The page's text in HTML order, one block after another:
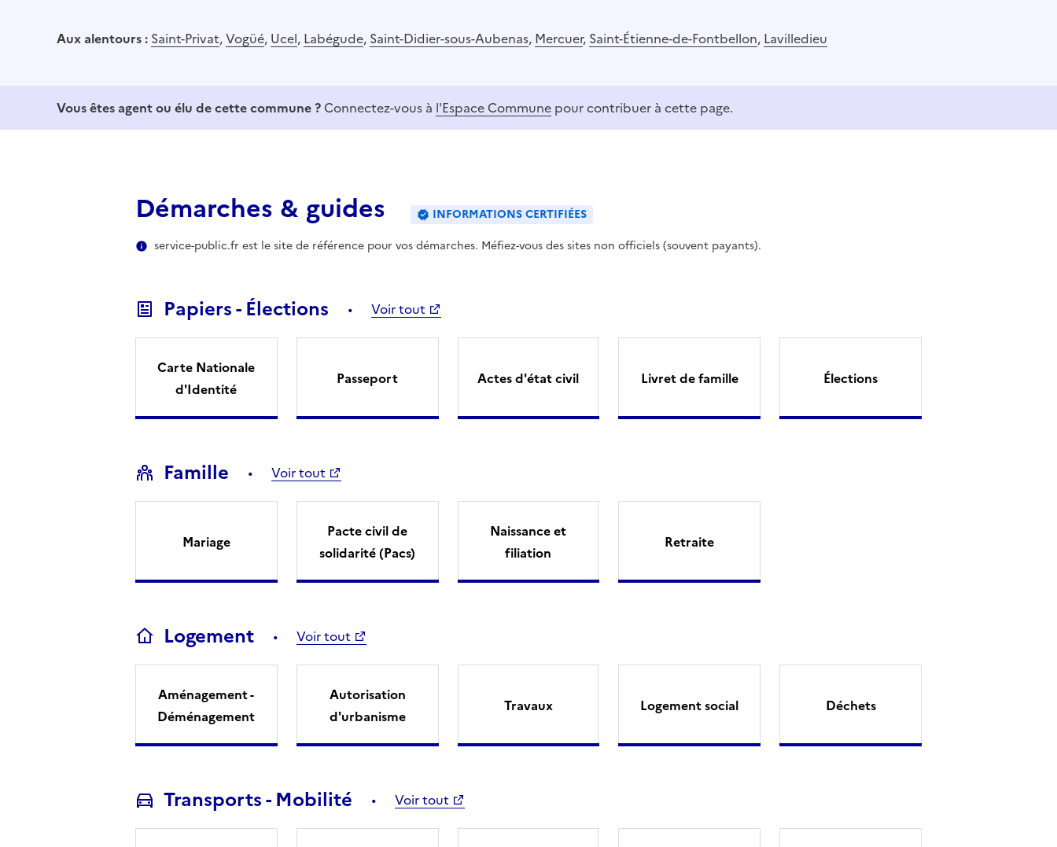
Aux alentours : Saint-Privat,Vogüé, Ucel, Labégude, Saint-Didier-sous-Aubenas, Mercuer, Saint-Étienne-de-Fontbellon, Lavilledieu
Vous êtes agent ou élu de cette commune ? Connectez-vous à l'Espace Commune pour contribuer à cette page.
Démarches & guides
INFORMATIONS CERTIFIÉES
service-public.fr est le site de référence pour vos démarches. Méfiez-vous des sites non officiels (souvent payants).
Papiers - Élections Voir tout
Carte Nationale
d'Identité
Passeport Actes d'état civil Livret de famille Élections
Famille Voir tout
Mariage
Pacte civil de
solidarité (Pacs)
Naissance et
filiation
Retraite
Logement Voir tout
Aménagement -
Déménagement
Autorisation
d'urbanisme
Travaux Logement social Déchets
Transports - Mobilité Voir tout